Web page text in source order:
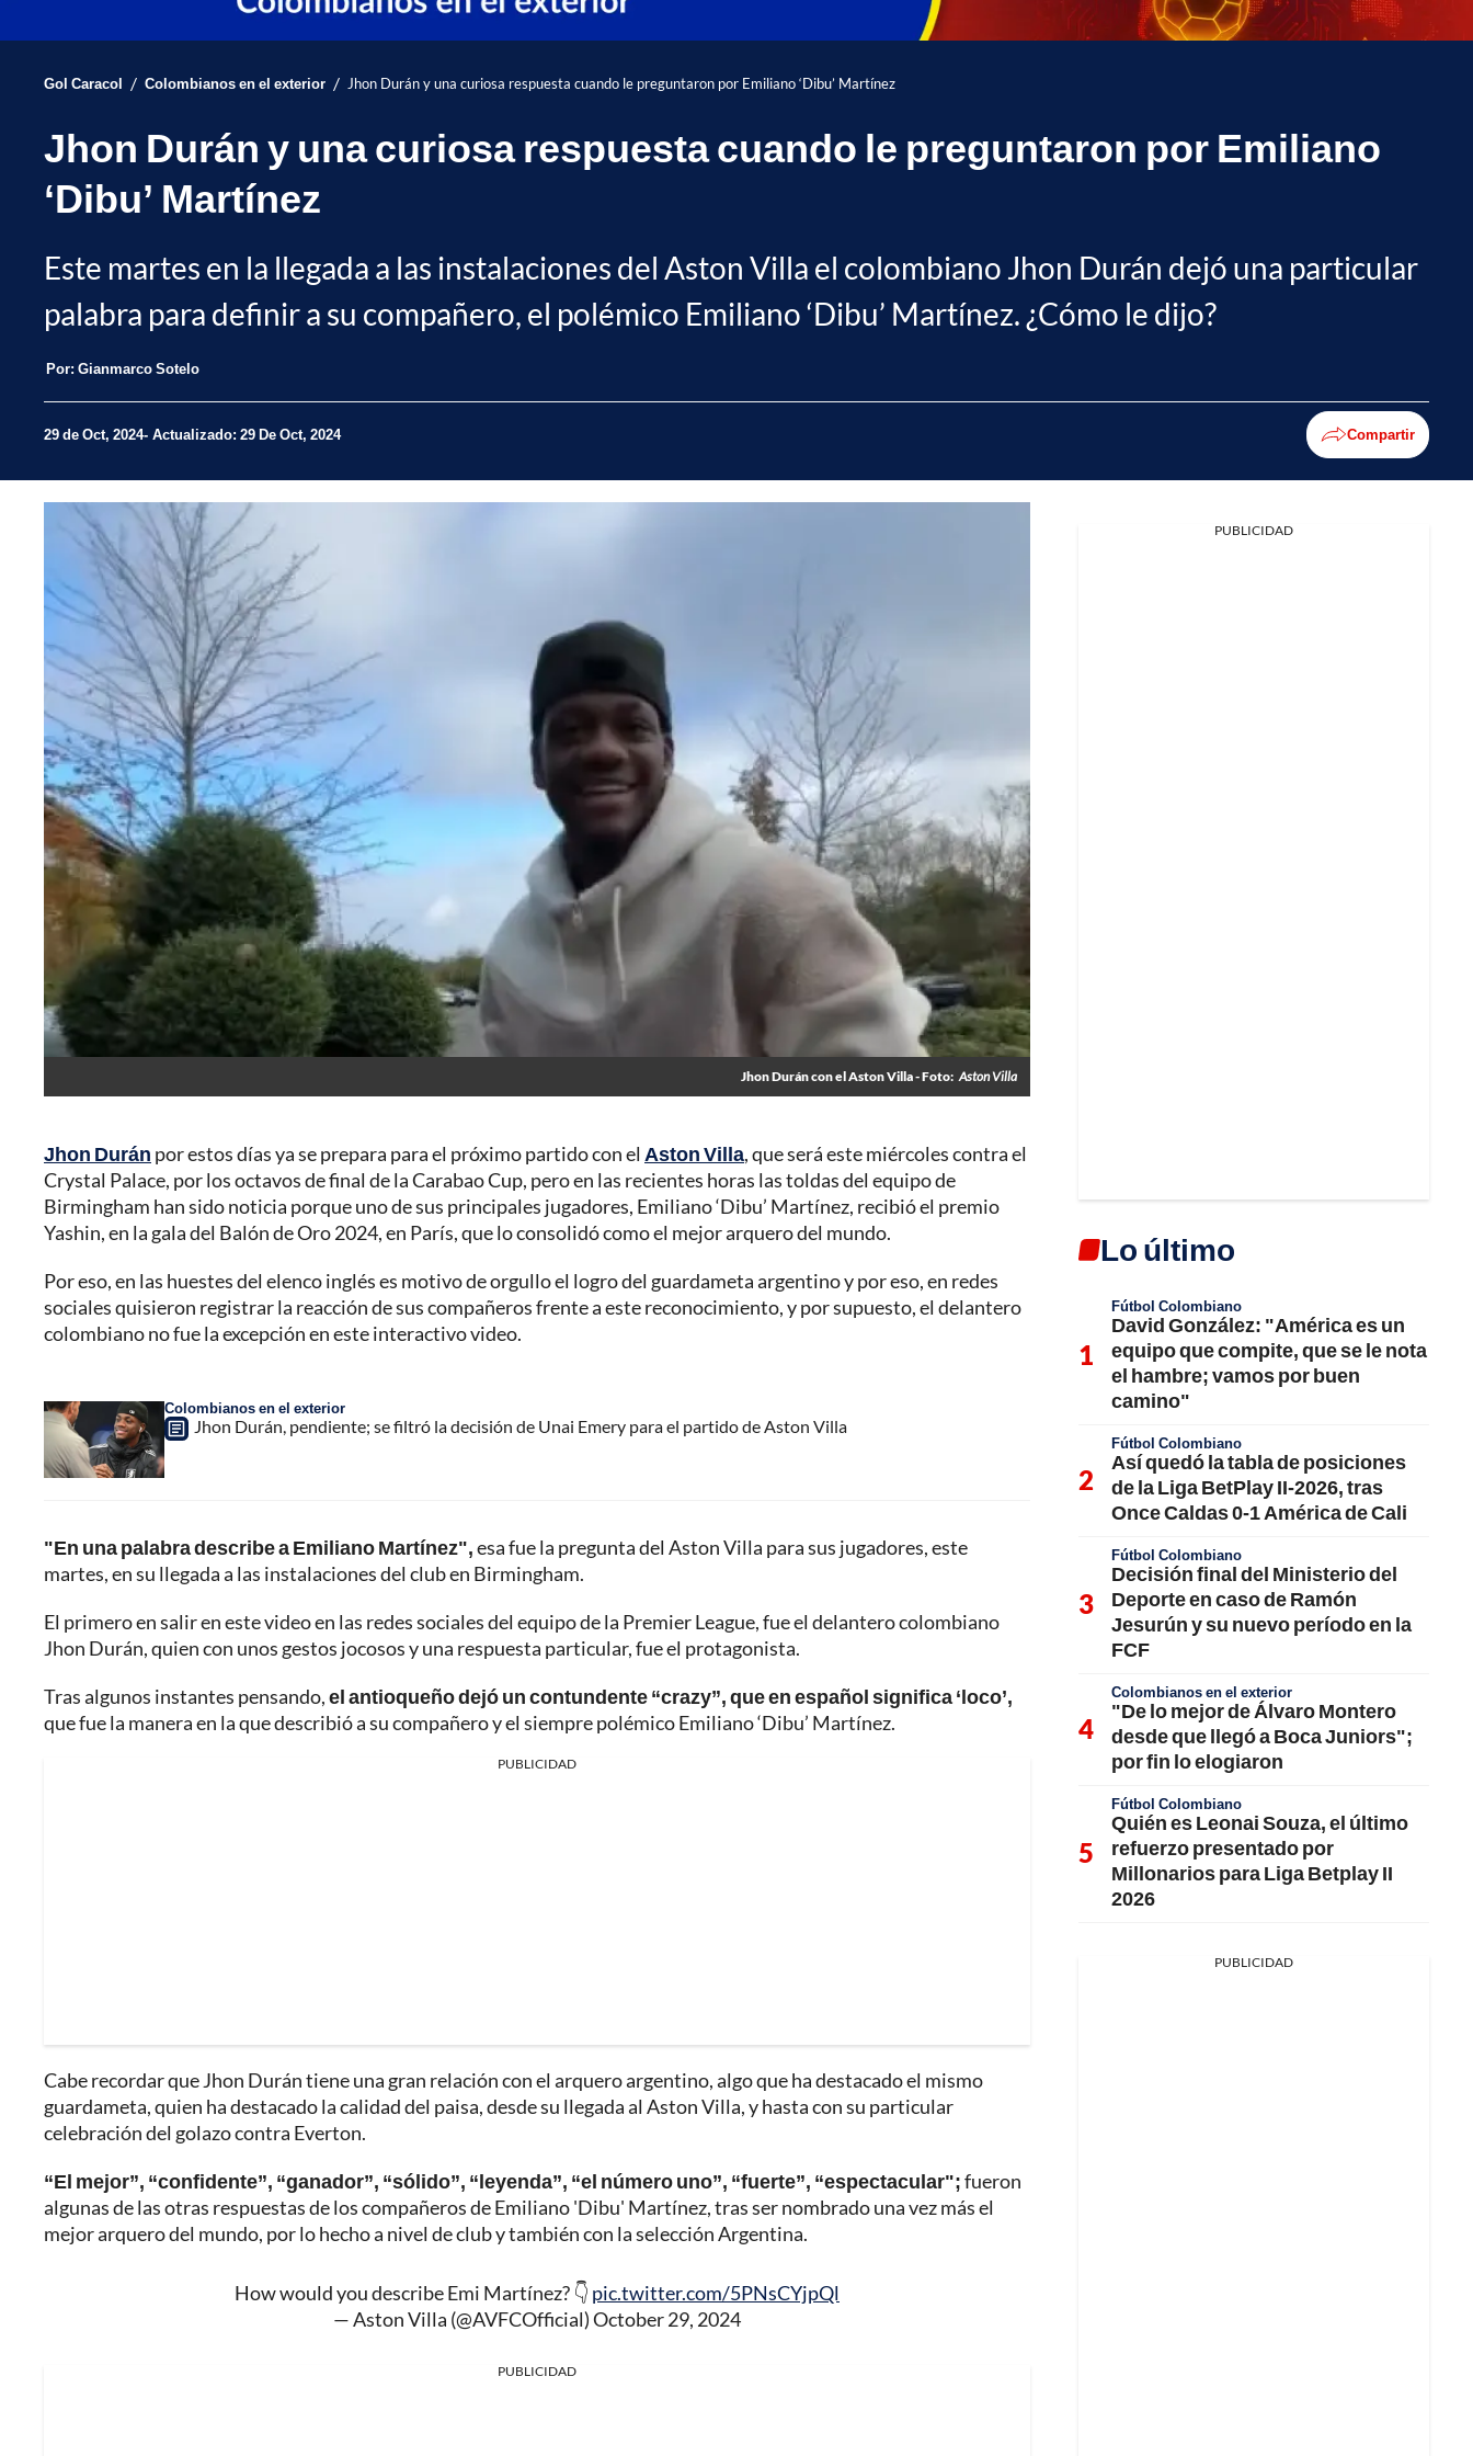
Gol Caracol / Colombianos en el exterior / Jhon Durán y una curiosa respuesta cuando le preguntaron por Emiliano ‘Dibu’ Martínez
Jhon Durán y una curiosa respuesta cuando le preguntaron por Emiliano
‘Dibu’ Martínez
Este martes en la llegada a las instalaciones del Aston Villa el colombiano Jhon Durán dejó una particular
palabra para definir a su compañero, el polémico Emiliano ‘Dibu’ Martínez. ¿Cómo le dijo?
Por: Gianmarco Sotelo
29 de Oct, 2024 Actualizado: 29 De Oct, 2024 Compartir
Jhon Durán con el Aston Villa - Foto: Aston Villa
Jhon Durán por estos días ya se prepara para el próximo partido con el Aston Villa, que será este miércoles contra el
Crystal Palace, por los octavos de final de la Carabao Cup, pero en las recientes horas las toldas del equipo de
Birmingham han sido noticia porque uno de sus principales jugadores, Emiliano ‘Dibu’ Martínez, recibió el premio
Yashin, en la gala del Balón de Oro 2024, en París, que lo consolidó como el mejor arquero del mundo.
Por eso, en las huestes del elenco inglés es motivo de orgullo el logro del guardameta argentino y por eso, en redes
sociales quisieron registrar la reacción de sus compañeros frente a este reconocimiento, y por supuesto, el delantero
colombiano no fue la excepción en este interactivo video.
Colombianos en el exterior
Jhon Durán, pendiente; se filtró la decisión de Unai Emery para el partido de Aston Villa
"En una palabra describe a Emiliano Martínez",esa fue la pregunta del Aston Villa para sus jugadores, este
martes, en su llegada a las instalaciones del club en Birmingham.
El primero en salir en este video en las redes sociales del equipo de la Premier League, fue el delantero colombiano
Jhon Durán, quien con unos gestos jocosos y una respuesta particular, fue el protagonista.
Tras algunos instantes pensando,el antioqueño dejó un contundente “crazy”, que en español significa ‘loco’,
que fue la manera en la que describió a su compañero y el siempre polémico Emiliano ‘Dibu’ Martínez.
PUBLICIDAD
Cabe recordar que Jhon Durán tiene una gran relación con el arquero argentino, algo que ha destacado el mismo
guardameta, quien ha destacado la calidad del paisa, desde su llegada al Aston Villa, y hasta con su particular
celebración del golazo contra Everton.
“El mejor”, “confidente”, “ganador”, “sólido”, “leyenda”, “el número uno”, “fuerte”, “espectacular";fueron
algunas de las otras respuestas de los compañeros de Emiliano 'Dibu' Martínez, tras ser nombrado una vez más el
mejor arquero del mundo, por lo hecho a nivel de club y también con la selección Argentina.
How would you describe Emi Martínez? 👇 pic.twitter.com/5PNsCYjpQl
— Aston Villa (@AVFCOfficial)October 29, 2024
PUBLICIDAD
PUBLICIDAD
Lo último
Fútbol Colombiano
David González: "América es un
equipo que compite, que se le nota
el hambre; vamos por buen
camino"
Fútbol Colombiano
Así quedó la tabla de posiciones
de la Liga BetPlay II-2026, tras
Once Caldas 0-1 América de Cali
Fútbol Colombiano
Decisión final del Ministerio del
Deporte en caso de Ramón
Jesurún y su nuevo período en la
FCF
Colombianos en el exterior
"De lo mejor de Álvaro Montero
desde que llegó a Boca Juniors";
por fin lo elogiaron
Fútbol Colombiano
Quién es Leonai Souza, el último
refuerzo presentado por
Millonarios para Liga Betplay II
2026
PUBLICIDAD